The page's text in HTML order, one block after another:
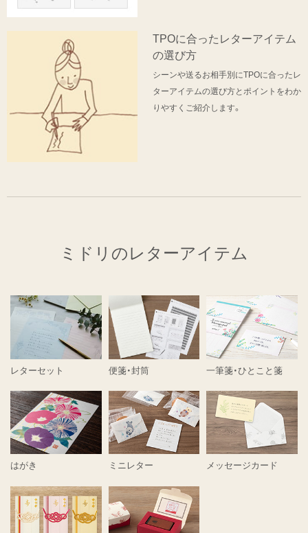
TPOに合ったレターアイテム
の選び方
シーンや送るお相手別にTPOに合ったレ
ターアイテムの選び方とポイントをわか
りやすくご紹介します。
ミドリのレターアイテム
レターセット 便箋・封筒 一筆箋・ひとこと箋
はがき ミニレター メッセージカード